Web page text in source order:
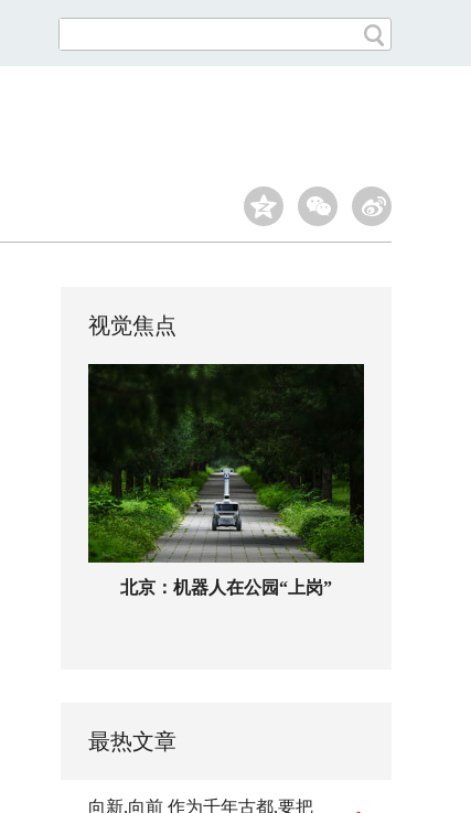
视觉焦点
北京：机器人在公园“上岗”
最热文章
向新,向前 作为千年古都,要把